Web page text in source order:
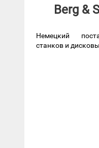
Berg &
Немецкий
станков и